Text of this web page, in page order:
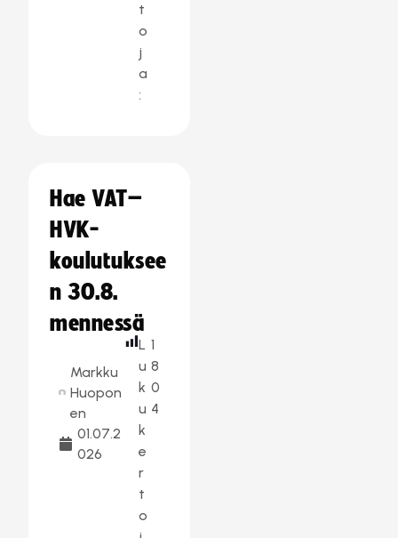
t
o
j
a
:
Hae VAT–
HVK-
koulutuksee
n 30.8.
mennessä
Markku
Huopon
en
01.07.2
026
L
u
k
u
k
e
r
t
o
1
8
0
4